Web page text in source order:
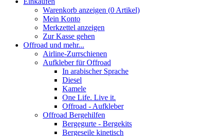
Warenkorb anzeigen (0 Artikel)
Mein Konto
Merkzettel anzeigen
Zur Kasse gehen
Offroad und mehr...
Airline-Zurrschienen
Aufkleber für Offroad
In arabischer Sprache
Diesel
Kamele
One Life. Live it.
Offroad - Aufkleber
Offroad Bergehilfen
Bergegurte - Bergekits
Bergeseile kinetisch